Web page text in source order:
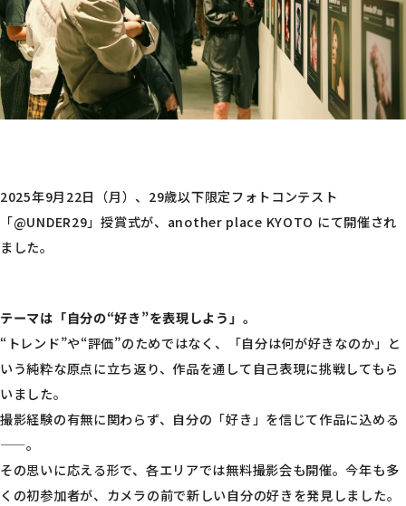
2025年9月22日（月）、29歳以下限定フォトコンテスト
「@UNDER29」授賞式が、another place KYOTO にて開催され
ました。
テーマは「自分の“好き”を表現しよう」。
“トレンド”や“評価”のためではなく、「自分は何が好きなのか」と
いう純粋な原点に立ち返り、作品を通して自己表現に挑戦してもら
いました。
撮影経験の有無に関わらず、自分の「好き」を信じて作品に込める
——。
その思いに応える形で、各エリアでは無料撮影会も開催。今年も多
くの初参加者が、カメラの前で新しい自分の好きを発見しました。